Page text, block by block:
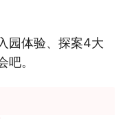
园体验、探案4大
。